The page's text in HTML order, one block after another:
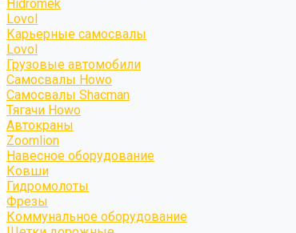
Hidromek
Lovol
Карьерные самосвалы
Lovol
Грузовые автомобили
Самосвалы Howo
Самосвалы Shacman
Тягачи Howo
Автокраны
Zoomlion
Навесное оборудование
Ковши
Гидромолоты
Фрезы
Коммунальное оборудование